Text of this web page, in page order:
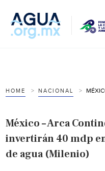
HOME NACIONAL
México – Arca
invertirán 40 mdp
de agua (Milenio)